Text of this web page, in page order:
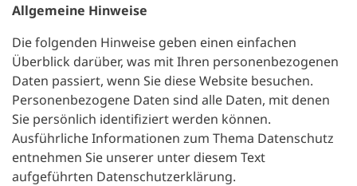
Allgemeine Hinweise
Die folgenden Hinweise geben einen einfachen
Überblick darüber, was mit Ihren personenbezogenen
Daten passiert, wenn Sie diese Website besuchen.
Personenbezogene Daten sind alle Daten, mit denen
Sie persönlich identifiziert werden können.
Ausführliche Informationen zum Thema Datenschutz
entnehmen Sie unserer unter diesem Text
aufgeführten Datenschutzerklärung.